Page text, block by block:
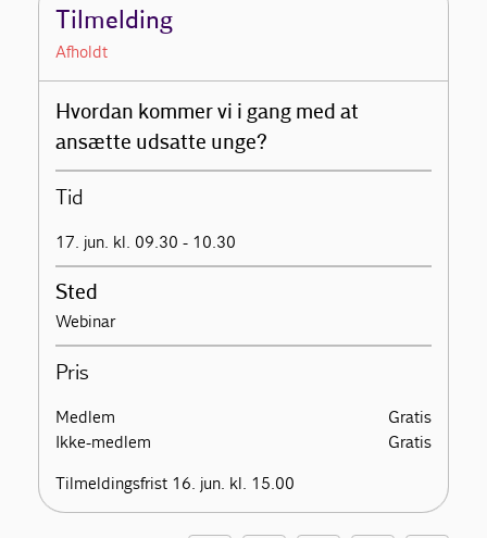
Tilmelding
Afholdt
Hvordan kommer vi i gang med at
ansætte udsatte unge?
Tid
17. jun. kl. 09.30 - 10.30
Sted
Webinar
Pris
Medlem
Gratis
Ikke-medlem
Gratis
Tilmeldingsfrist 16. jun. kl. 15.00